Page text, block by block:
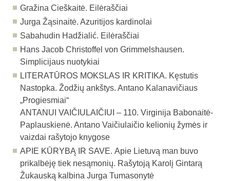
Gražina Cieškaitė. Eilėraščiai
Jurga Žąsinaitė. Azuritijos kardinolai
Sabahudin Hadžialić. Eilėraščiai
Hans Jacob Christoffel von Grimmelshausen.
Simplicijaus nuotykiai
LITERATŪROS MOKSLAS IR KRITIKA. Kęstutis
Nastopka. Žodžių ankštys. Antano Kalanavičiaus
„Progiesmiai“
ANTANUI VAIČIULAIČIUI – 110. Virginija Babonaitė-
Paplauskienė. Antano Vaičiulaičio kelionių žymės ir
vaizdai rašytojo knygose
APIE KŪRYBĄ IR SAVE.Apie Lietuvą man buvo
prikalbėję tiek nesąmonių. Rašytoją Karolį Gintarą
Žukauską kalbina Jurga Tumasonytė